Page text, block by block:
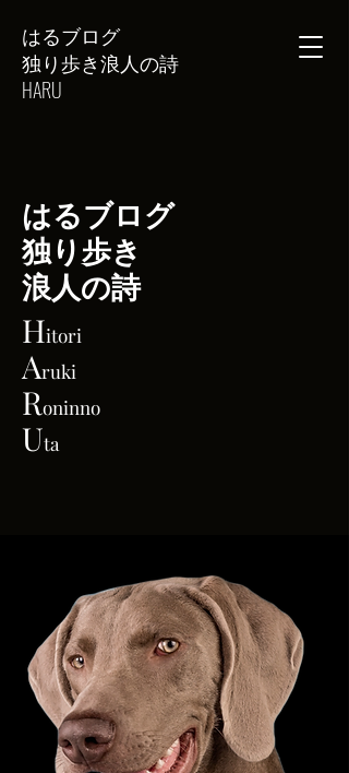
はるブログ
独り歩き浪人の詩
HARU
はるブログ
独り歩き
浪人の詩
Hitori
Aruki
Roninno
Uta